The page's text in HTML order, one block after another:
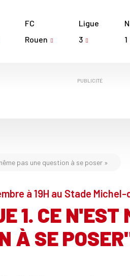
FC
Rouen
Ligue
3
1
PUBLICITÉ
pas une question à se poser »
à 19H au Stade Michel-
1. CE N'EST
À SE